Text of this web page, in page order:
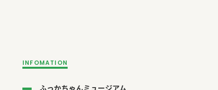
INFOMATION
ふっかちゃんミュージアム